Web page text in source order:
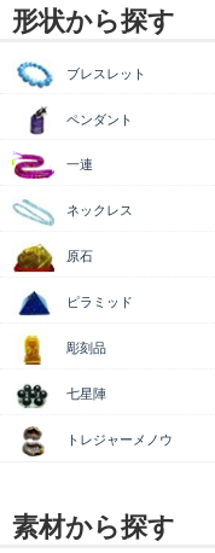
形状から探す
ブレスレット
ペンダント
一連
ネックレス
原石
ピラミッド
彫刻品
七星陣
トレジャーメノウ
素材から探す